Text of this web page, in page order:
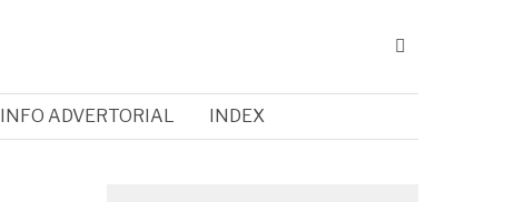
INFO ADVERTORIAL INDEX